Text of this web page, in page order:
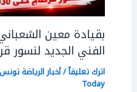
بقيادة معين
الفني الجديد لنسور
اترك تعليقاً/أخبار الرياضة تونس
Today